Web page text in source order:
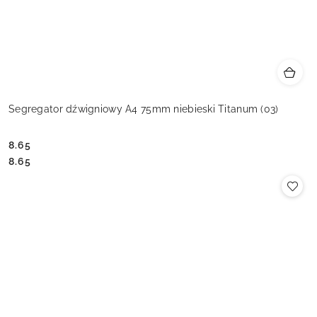
Segregator dźwigniowy A4 75mm niebieski Titanum (03)
Cena:
8.65
Cena:
8.65